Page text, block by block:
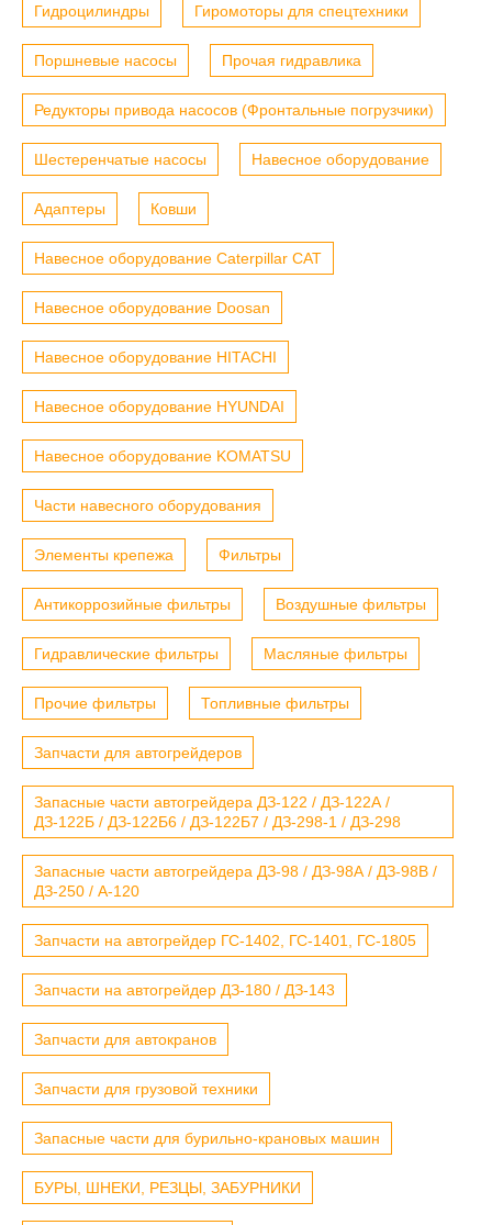
Гидроцилиндры Гиромоторы для спецтехники
Поршневые насосы Прочая гидравлика
Редукторы привода насосов (Фронтальные погрузчики)
Шестеренчатые насосы Навесное оборудование
Адаптеры Ковши
Навесное оборудование Caterpillar CAT
Навесное оборудование Doosan
Навесное оборудование HITACHI
Навесное оборудование HYUNDAI
Навесное оборудование KOMATSU
Части навесного оборудования
Элементы крепежа Фильтры
Антикоррозийные фильтры Воздушные фильтры
Гидравлические фильтры Масляные фильтры
Прочие фильтры Топливные фильтры
Запчасти для автогрейдеров
Запасные части автогрейдера ДЗ-122 / ДЗ-122А /
ДЗ-122Б / ДЗ-122Б6 / ДЗ-122Б7 / ДЗ-298-1 / ДЗ-298
Запасные части автогрейдера ДЗ-98 / ДЗ-98А / ДЗ-98В /
ДЗ-250 / А-120
Запчасти на автогрейдер ГС-1402, ГС-1401, ГС-1805
Запчасти на автогрейдер ДЗ-180 / ДЗ-143
Запчасти для автокранов
Запчасти для грузовой техники
Запасные части для бурильно-крановых машин
БУРЫ, ШНЕКИ, РЕЗЦЫ, ЗАБУРНИКИ